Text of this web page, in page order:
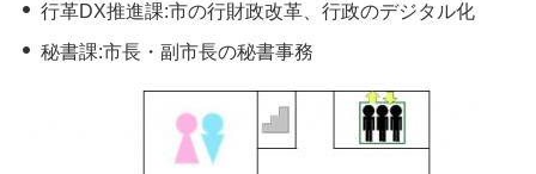
行革DX推進課:市の行財政改革、行政のデジタル化
秘書課:市長・副市長の秘書事務